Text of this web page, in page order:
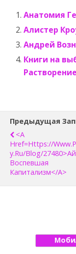
Анатомия
Алистер
Андрей
Книги на
Предыдущая
<a
Href=https://
Y.ru/blog/
Воспевшая
Капитализм</a>